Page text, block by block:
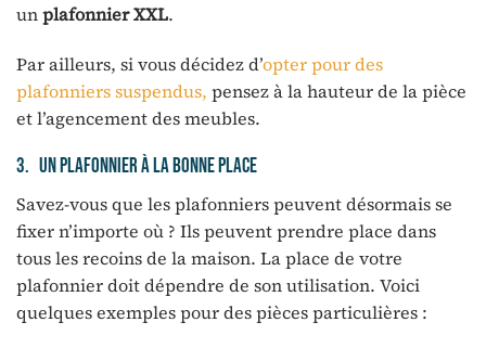
unplafonnier XXL.
Par ailleurs, si vous décidez d’opter pour des
plafonniers suspendus, pensez à la hauteur de la pièce
et l’agencement des meubles.
3. Un plafonnier à la bonne place
Savez-vous que les plafonniers peuvent désormais se
fixer n’importe où ? Ils peuvent prendre place dans
tous les recoins de la maison. La place de votre
plafonnier doit dépendre de son utilisation. Voici
quelques exemples pour des pièces particulières :